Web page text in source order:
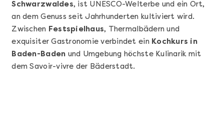
Schwarzwaldes, ist UNESCO-Welterbe und ein Ort,
an dem Genuss seit Jahrhunderten kultiviert wird.
Zwischen Festspielhaus, Thermalbädern und
exquisiter Gastronomie verbindet ein Kochkurs in
Baden-Baden und Umgebung höchste Kulinarik mit
dem Savoir-vivre der Bäderstadt.